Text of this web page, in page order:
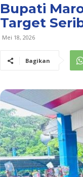
Bupati
Target
Mei 18, 2026
Bagikan